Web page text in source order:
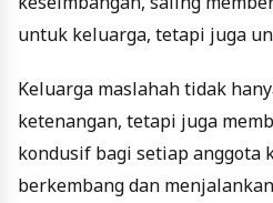
untuk keluarga, tetapi juga
Keluarga maslahah tidak
ketenangan, tetapi juga
kondusif bagi setiap anggota
berkembang dan